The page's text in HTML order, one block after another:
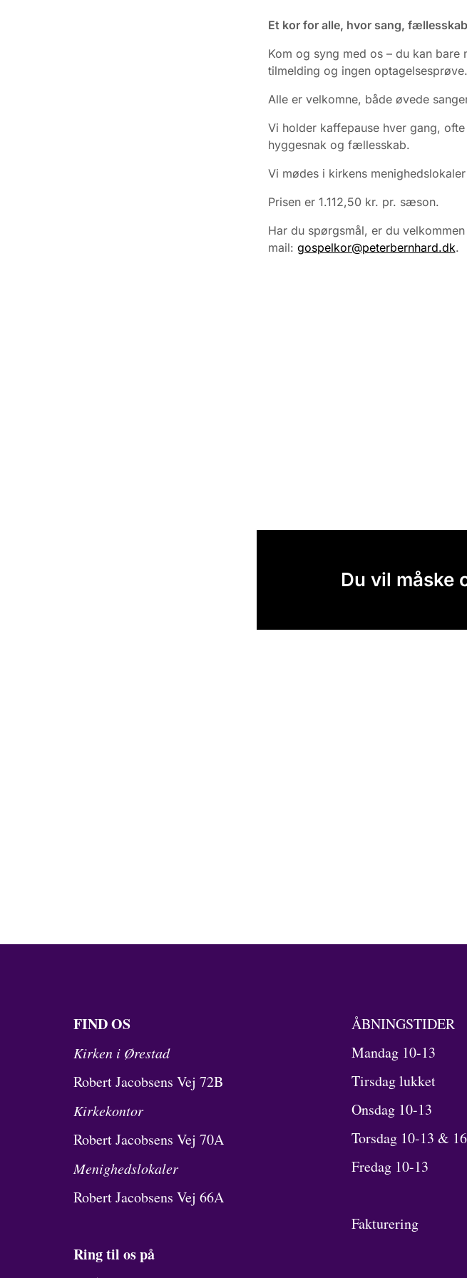
Et kor for alle, hvor sang,
Kom og syng med os – du kan
tilmelding og ingen optagelsesprøve.
Alle er velkomne, både øvede
Vi holder kaffepause hver gang,
hyggesnak og fællesskab.
Vi mødes i kirkens
Prisen er 1.112,50 kr. pr. sæson.
Har du spørgsmål, er du
mail: gospelkor@peterbernhard.dk.
Du vil måske
FIND OS
Kirken i Ørestad
Robert Jacobsens Vej 72B
Kirkekontor
Robert Jacobsens Vej 70A
Menighedslokaler
Robert Jacobsens Vej 66A
Ring til os på
ÅBNINGSTIDER
Mandag 10-13
Tirsdag lukket
Onsdag 10-13
Torsdag 10-13 &
Fredag 10-13
Fakturering